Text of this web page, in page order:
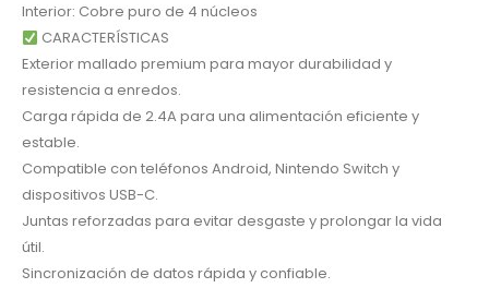
Interior: Cobre puro de 4 núcleos
CARACTERÍSTICAS
Exterior mallado premium para mayor durabilidad y
resistencia a enredos.
Carga rápida de 2.4A para una alimentación eficiente y
estable.
Compatible con teléfonos Android, Nintendo Switch y
dispositivos USB-C.
Juntas reforzadas para evitar desgaste y prolongar la vida
útil.
Sincronización de datos rápida y confiable.